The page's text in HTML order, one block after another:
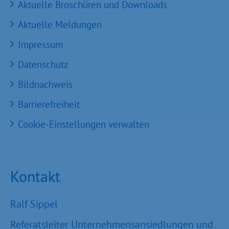
Aktuelle Broschüren und Downloads
Aktuelle Meldungen
Impressum
Datenschutz
Bildnachweis
Barrierefreiheit
Cookie-Einstellungen verwalten
Kontakt
Ralf Sippel
Referatsleiter Unternehmensansiedlungen und